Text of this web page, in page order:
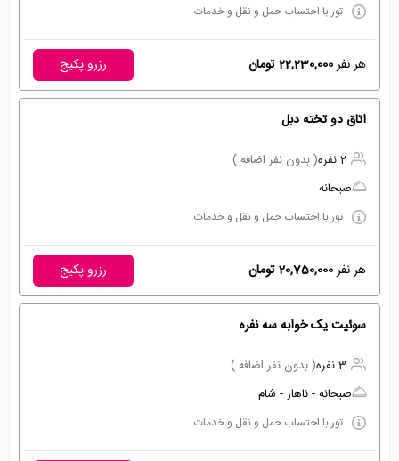
تور با احتساب حمل و نقل و خدمات
هر نفر22,230,000 تومان رزرو پکیج
اتاق دو تخته دبل
2 نفره
( بدون نفر اضافه )
صبحانه
تور با احتساب حمل و نقل و خدمات
هر نفر20,750,000 تومان رزرو پکیج
سوئیت یک خوابه سه نفره
3 نفره
( بدون نفر اضافه )
صبحانه - ناهار - شام
تور با احتساب حمل و نقل و خدمات